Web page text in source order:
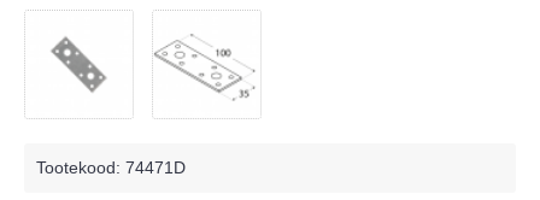
Tootekood: 74471D